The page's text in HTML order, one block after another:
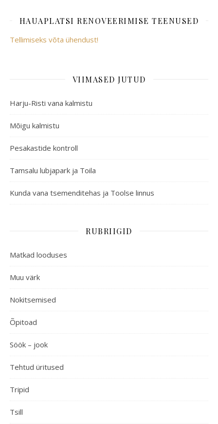
HAUAPLATSI RENOVEERIMISE TEENUSED
Tellimiseks võta ühendust!
VIIMASED JUTUD
Harju-Risti vana kalmistu
Mõigu kalmistu
Pesakastide kontroll
Tamsalu lubjapark ja Toila
Kunda vana tsemenditehas ja Toolse linnus
RUBRIIGID
Matkad looduses
Muu värk
Nokitsemised
Õpitoad
Söök – jook
Tehtud üritused
Tripid
Tsill